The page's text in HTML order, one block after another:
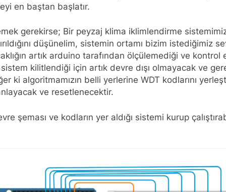
en baştan başlatır.
gerekirse; Bir peyzaj klima iklimlendirme
düşünelim, sistemin ortamı bizim istediğimiz
artık arduino tarafından ölçülemediği ve
sistem kilitlendiği için artık devre dışı olmayacak ve
ki algoritmamızın belli yerlerine WDT kodlarını
ve resetlenecektir.
şeması ve kodların yer aldığı sistemi kurup